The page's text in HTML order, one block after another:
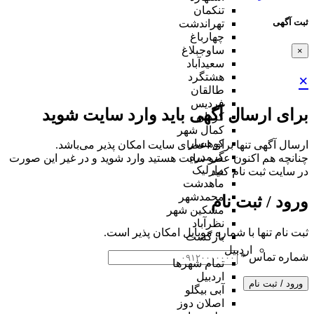
ثبت آگهی
×
×
برای ارسال آگهی باید وارد سایت شوید
ارسال آگهی تنها برای اعضای سایت امکان پذیر می‌باشد.
چنانچه هم‌ اکنون عضو سایت هستید وارد شوید و در غیر این صورت
در سایت ثبت نام کنید
ورود / ثبت نام
ثبت نام تنها با شماره موبایل امکان پذیر است.
شماره تماس*
ورود / ثبت نام
تنکمان
تهراندشت
چهارباغ
ساوجبلاغ
سعیدآباد
هشتگرد
طالقان
فردیس
کردان
کمال شهر
کوهسار
گرمدره
مارلیک
ماهدشت
محمدشهر
مشکین شهر
نظرآباد
بازگشت
اردبیل
تمام شهر‌ها
اردبیل
آبی بیگلو
اصلان دوز